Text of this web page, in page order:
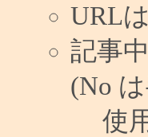
URL
記事
(No
使